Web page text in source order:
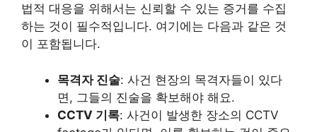
법적 대응을 위해서는 신뢰할 수 있는 증거를 수집
하는 것이 필수적입니다. 여기에는 다음과 같은 것
이 포함됩니다.
목격자 진술: 사건 현장의 목격자들이 있다
면, 그들의 진술을 확보해야 해요.
CCTV 기록: 사건이 발생한 장소의 CCTV